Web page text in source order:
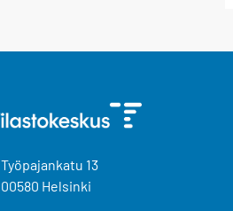
Työpajankatu 13
00580 Helsinki